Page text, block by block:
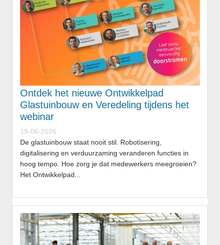
Ontdek het nieuwe Ontwikkelpad
Glastuinbouw en Veredeling tijdens het
webinar
19-06-2026
De glastuinbouw staat nooit stil. Robotisering,
digitalisering en verduurzaming veranderen functies in
hoog tempo. Hoe zorg je dat medewerkers meegroeien?
Het Ontwikkelpad...